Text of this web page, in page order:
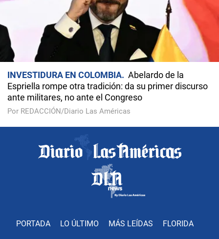
INVESTIDURA EN COLOMBIA
Abelardo de la
Espriella rompe otra tradición: da su primer discurso
ante militares, no ante el Congreso
Por REDACCIÓN/Diario Las Américas
PORTADA LO ÚLTIMO MÁS LEÍDAS FLORIDA